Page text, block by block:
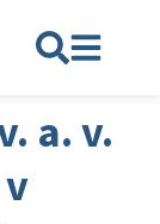
a. v.